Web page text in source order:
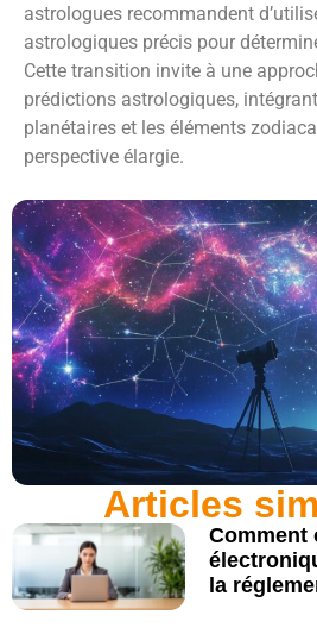
astrologues recommandent
astrologiques précis pour
Cette transition invite à une
prédictions astrologiques,
planétaires et les éléments
perspective élargie.
Articles
Comment
la